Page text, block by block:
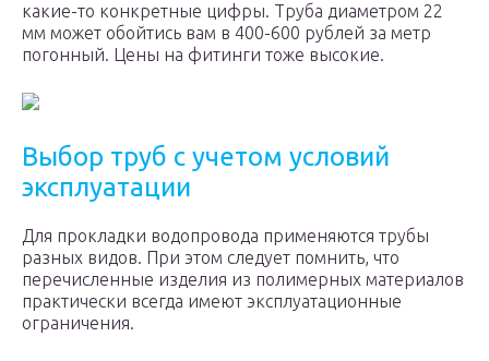
какие-то конкретные цифры. Труба диаметром 22
мм может обойтись вам в 400-600 рублей за метр
погонный. Цены на фитинги тоже высокие.
Выбор труб с учетом условий
эксплуатации
Для прокладки водопровода применяются трубы
разных видов. При этом следует помнить, что
перечисленные изделия из полимерных материалов
практически всегда имеют эксплуатационные
ограничения.